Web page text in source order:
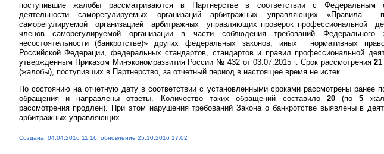
поступившие жалобы рассматриваются в Партнерстве в соответствии с Федеральным
деятельности саморегулируемых организаций арбитражных управляющих «Правила
саморегулируемой организацией арбитражных управляющих проверок профессиональной
членов саморегулируемой организации в части соблюдения требований Федерального
несостоятельности (банкротстве)» других федеральных законов, иных нормативных
Российской Федерации, федеральных стандартов, стандартов и правил профессиональной
утвержденным Приказом Минэкономразвития России № 432 от 03.07.2015 г. Срок рассмотрения
(жалобы), поступивших в Партнерство, за отчетный период в настоящее время не истек.
По состоянию на отчетную дату в соответствии с установленными сроками рассмотрены ранее
обращения и направлены ответы. Количество таких обращений составило 20(по5
рассмотрения продлен). При этом нарушения требований Закона о банкротстве выявлены в
арбитражных управляющих.
Создана: 04.04.2016 11:16, обновление 25.10.2016 17:02